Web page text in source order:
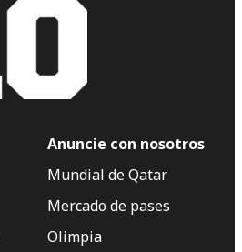
Anuncie con nosotros
Mundial de Qatar
Mercado de pases
Olimpia